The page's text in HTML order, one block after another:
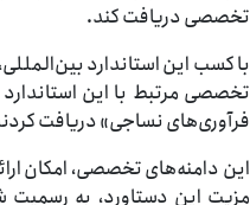
تخصصی دریافت کند.
با کسب این استاندارد
تخصصی مرتبط با این
فرآوری‌های نساجی» دریافت